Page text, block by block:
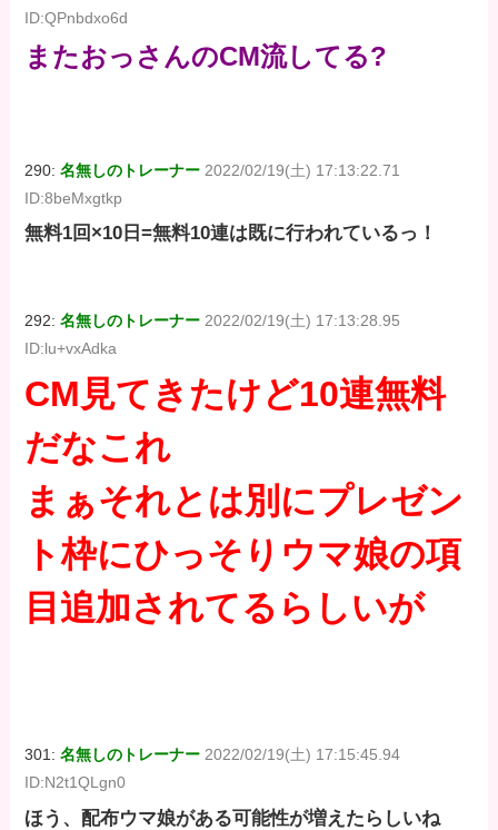
ID:QPnbdxo6d
またおっさんのCM流してる?
290:名無しのトレーナー 2022/02/19(土) 17:13:22.71
ID:8beMxgtkp
無料1回×10日=無料10連は既に行われているっ！
292:名無しのトレーナー 2022/02/19(土) 17:13:28.95
ID:lu+vxAdka
CM見てきたけど10連無料
だなこれ
まぁそれとは別にプレゼン
ト枠にひっそりウマ娘の項
目追加されてるらしいが
301:名無しのトレーナー 2022/02/19(土) 17:15:45.94
ID:N2t1QLgn0
ほう、配布ウマ娘がある可能性が増えたらしいね